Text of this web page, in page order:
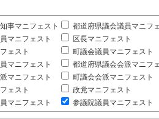
事マニフェスト 都道府県議会議員マニフ
マニフェスト
区長マニフェスト
ェスト
町議会議員マニフェスト
マニフェスト
都道府県議会会派マニフ
マニフェスト
町議会会派マニフェスト
ェスト
政党マニフェスト
マニフェスト
参議院議員マニフェスト